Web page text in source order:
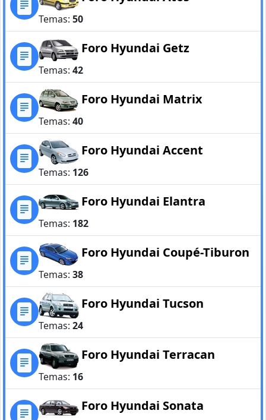
Temas: 50
Foro Hyundai Getz
Temas: 42
Foro Hyundai Matrix
Temas: 40
Foro Hyundai Accent
Temas: 126
Foro Hyundai Elantra
Temas: 182
Foro Hyundai Coupé-Tiburon
Temas: 38
Foro Hyundai Tucson
Temas: 24
Foro Hyundai Terracan
Temas: 16
Foro Hyundai Sonata